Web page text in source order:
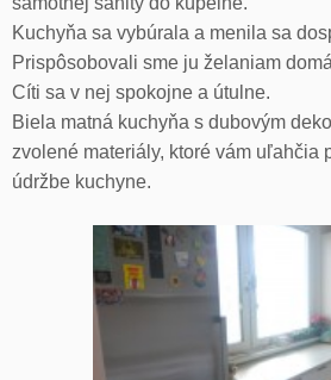
Kuchyňa sa vybúrala a menila sa
Prispôsobovali sme ju želaniam
Cíti sa v nej spokojne a útulne.
Biela matná kuchyňa s dubovým
zvolené materiály, ktoré vám uľahčia
údržbe kuchyne.